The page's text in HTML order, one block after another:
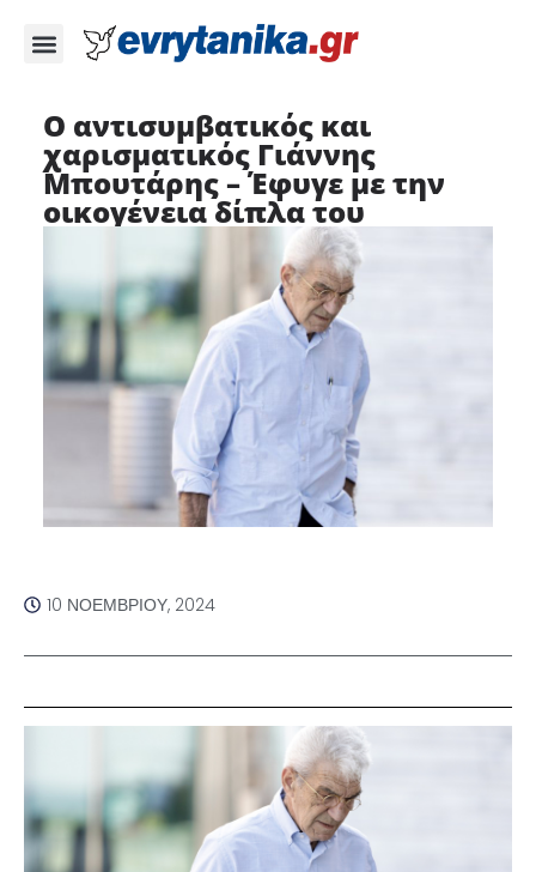
Ο αντισυμβατικός και
χαρισματικός Γιάννης
Μπουτάρης – Έφυγε με την
οικογένεια δίπλα του
10 ΝΟΕΜΒΡΊΟΥ, 2024